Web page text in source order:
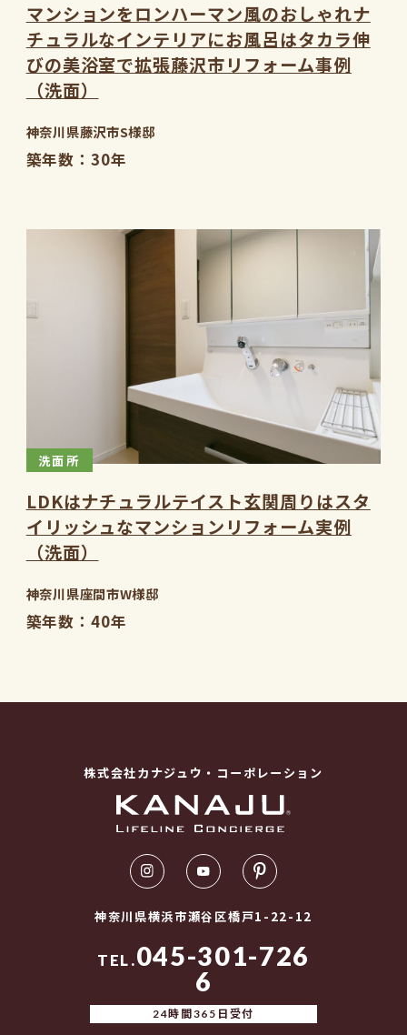
マンションをロンハーマン風のおしゃれナ
チュラルなインテリアにお風呂はタカラ伸
びの美浴室で拡張藤沢市リフォーム事例
（洗面）
神奈川県藤沢市S様邸
築年数 30年
洗面所
LDKはナチュラルテイスト玄関周りはスタ
イリッシュなマンションリフォーム実例
（洗面）
神奈川県座間市W様邸
築年数 40年
株式会社カナジュウ・コーポレーション
神奈川県横浜市瀬谷区橋戸1-22-12
TEL.045-301-726
6
24時間365日受付